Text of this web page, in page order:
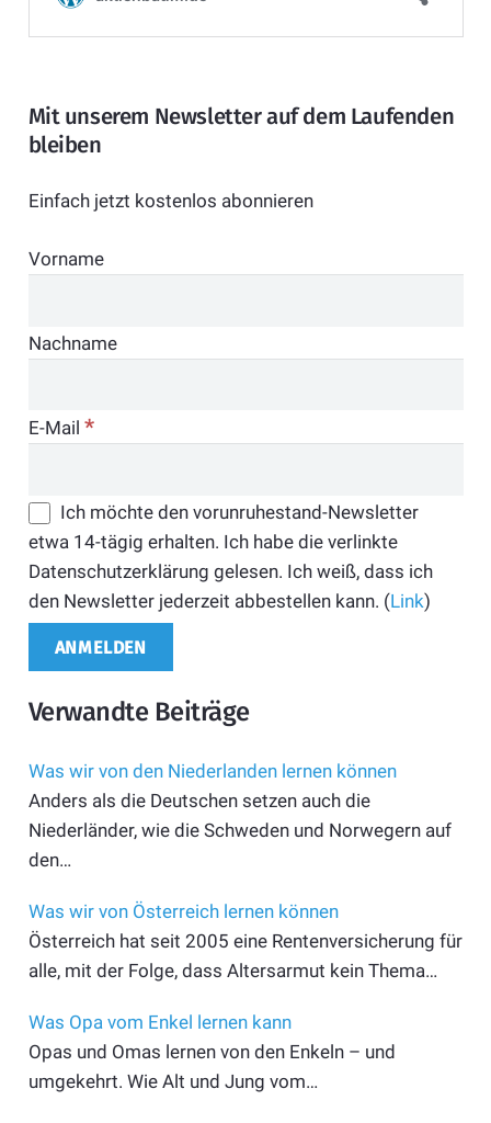
Mit unserem Newsletter auf dem Laufenden
bleiben
Einfach jetzt kostenlos abonnieren
Vorname
Nachname
E-Mail *
Ich möchte den vorunruhestand-Newsletter
etwa 14-tägig erhalten. Ich habe die verlinkte
Datenschutzerklärung gelesen. Ich weiß, dass ich
den Newsletter jederzeit abbestellen kann. (Link)
Verwandte Beiträge
Was wir von den Niederlanden lernen können
Anders als die Deutschen setzen auch die
Niederländer, wie die Schweden und Norwegern auf
den…
Was wir von Österreich lernen können
Österreich hat seit 2005 eine Rentenversicherung für
alle, mit der Folge, dass Altersarmut kein Thema…
Was Opa vom Enkel lernen kann
Opas und Omas lernen von den Enkeln – und
umgekehrt. Wie Alt und Jung vom…